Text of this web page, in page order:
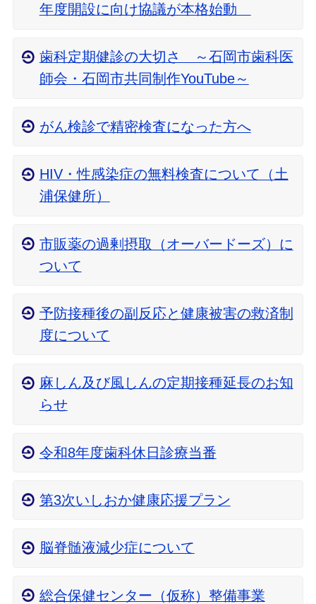
年度開設に向け協議が本格始動
歯科定期健診の大切さ ～石岡市歯科医
師会・石岡市共同制作YouTube～
がん検診で精密検査になった方へ
HIV・性感染症の無料検査について（土
浦保健所）
市販薬の過剰摂取（オーバードーズ）に
ついて
予防接種後の副反応と健康被害の救済制
度について
麻しん及び風しんの定期接種延長のお知
らせ
令和8年度歯科休日診療当番
第3次いしおか健康応援プラン
脳脊髄液減少症について
総合保健センター（仮称）整備事業